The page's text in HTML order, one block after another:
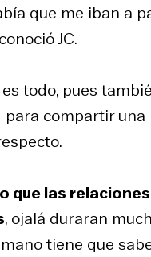
que me iban a
JC.
todo, pues
compartir una
que las
, ojalá duraran
tiene que